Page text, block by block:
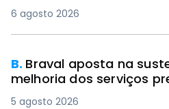
6 agosto 2026
B. Braval aposta na
melhoria dos serviços
5 agosto 2026